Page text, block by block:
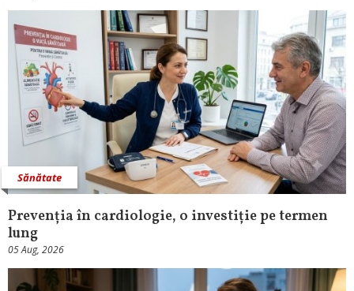
Sănătate
Prevenția în cardiologie, o investiție pe termen
lung
05 Aug, 2026